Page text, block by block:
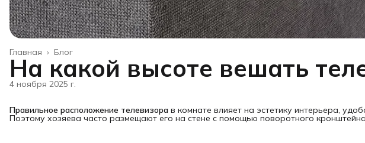
Блог
Главная ›
На какой высоте вешать
4 ноября 2025 г.
Правильное расположение телевизора в комнате влияет на эстетику интерьера,
Поэтому хозяева часто размещают его на стене с помощью поворотного